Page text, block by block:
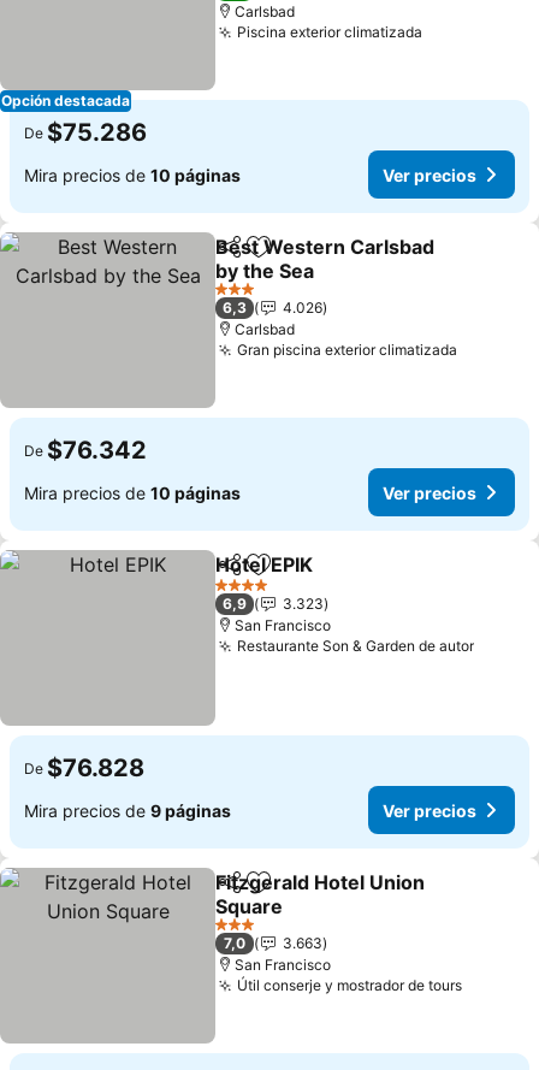
Opción destacada
Carlsbad
Piscina exterior climatizada
De $75.286
Mira precios de 10 páginas Ver precios
CompartirAgregar a favoritos
Best Western Carlsbad
by the Sea
Ver precios
3 Estrellas
6,3
4.026
Carlsbad
Gran piscina exterior climatizada
De $76.342
Mira precios de 10 páginas Ver precios
CompartirAgregar a favoritos
Hotel EPIK
4 Estrellas
6,9
3.323
San Francisco
Restaurante Son & Garden de autorVer
De $76.828
Mira precios de 9 páginas Ver precios
CompartirAgregar a favoritos
Fitzgerald Hotel Union
Square
Ver precios
3 Estrellas
7,0
3.663
San Francisco
Útil conserje y mostrador de toursVer